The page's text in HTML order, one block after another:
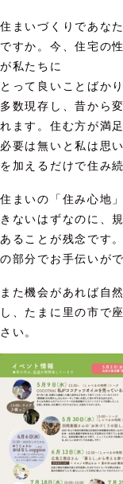
住まいづくりであな
ですか。今、住宅の
が私たちに
とって良いことばか
多数現存し、昔から
れます。住む方が満
必要は無いと私は思
を加えるだけで住み
住まいの「住み心地
きないはずなのに、
あることが残念です
の部分でお手伝いが
また機会があれば自
し、たまに里の市で
さい。